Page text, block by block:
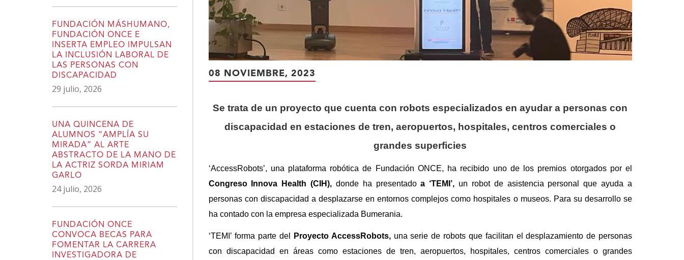
08 NOVIEMBRE, 2023
Se trata de un proyecto que cuenta con robots especializados en ayudar a personas con
discapacidad en estaciones de tren, aeropuertos, hospitales, centros comerciales o
grandes superficies
‘AccessRobots’, una plataforma robótica de Fundación ONCE, ha recibido uno de los premios otorgados por el
Congreso Innova Health (CIH), donde ha presentadoa ‘TEMI’, un robot de asistencia personal que ayuda a
personas con discapacidad a desplazarse en entornos complejos como hospitales o museos. Para su desarrollo se
ha contado con la empresa especializada Bumerania.
‘TEMI’ forma parte del Proyecto AccessRobots, una serie de robots que facilitan el desplazamiento de personas
con discapacidad en áreas como estaciones de tren, aeropuertos, hospitales, centros comerciales o grandes
FUNDACIÓN MÁSHUMANO,
FUNDACIÓN ONCE E
INSERTA EMPLEO IMPULSAN
LA INCLUSIÓN LABORAL DE
LAS PERSONAS CON
DISCAPACIDAD
29 julio, 2026
UNA QUINCENA DE
ALUMNOS “AMPLÍA SU
MIRADA” AL ARTE
ABSTRACTO DE LA MANO DE
LA ACTRIZ SORDA MIRIAM
GARLO
24 julio, 2026
FUNDACIÓN ONCE
CONVOCA BECAS PARA
FOMENTAR LA CARRERA
INVESTIGADORA DE